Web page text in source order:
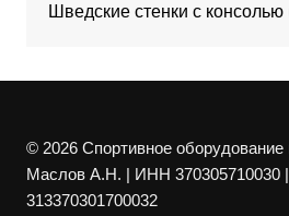
Шведские стенки с консолью
© 2026 Спортивное
Маслов А.Н. | ИНН
313370301700032